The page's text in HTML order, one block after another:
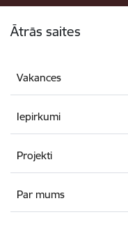
Ātrās saites
Vakances
Iepirkumi
Projekti
Par mums